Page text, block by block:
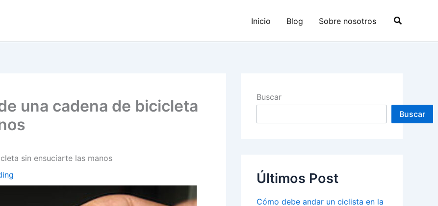
Inicio Blog Sobre nosotros Buscar
una cadena de bicicleta
sin ensuciarte las manos
Buscar
Buscar
Últimos Post
Cómo debe andar un ciclista en la